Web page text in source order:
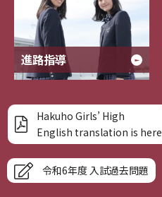
進路指導
Hakuho Girls’ High
English translation is here
令和6年度 入試過去問題